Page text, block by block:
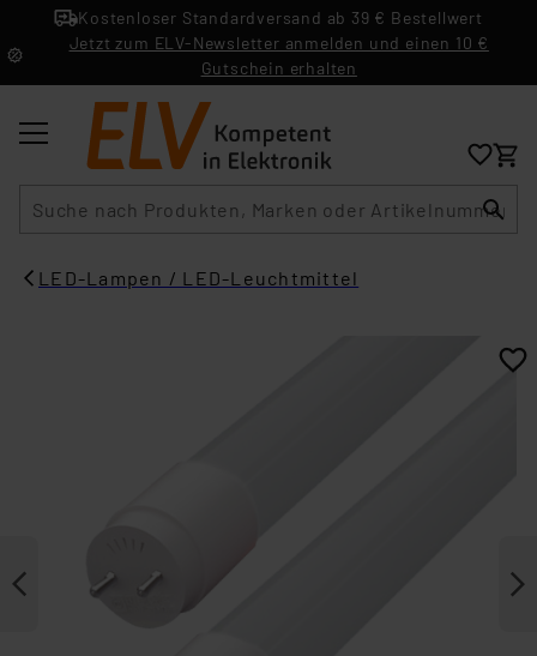
Kostenloser Standardversand ab 39 € Bestellwert
Jetzt zum ELV-Newsletter anmelden und einen 10 €
Gutschein erhalten
LED-Lampen / LED-Leuchtmittel